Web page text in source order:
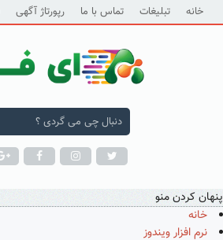
خانه تبلیغات تماس با ما رپورتاژ آگهی
پنهان کردن منو
خانه
نرم افزار ویندوز